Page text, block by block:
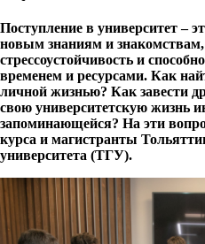
Поступление в университет –
новым знаниям и
стрессоустойчивость и
временем и ресурсами. Как
личной жизнью? Как завести
свою университетскую жизнь
запоминающейся? На эти
курса и магистранты
университета (ТГУ).